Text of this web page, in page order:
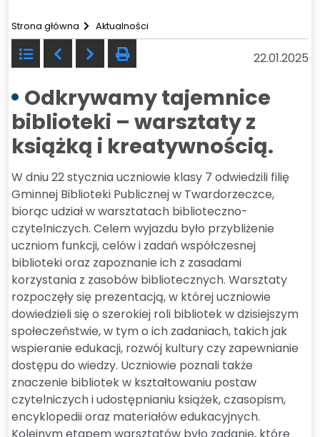
Strona główna Aktualności
Powrót
do
listy
Poprzedni
Następny
drukuj 22.01.2025
Odkrywamy tajemnice
biblioteki – warsztaty z
książką i kreatywnością.
W dniu 22 stycznia uczniowie klasy 7 odwiedzili filię
Gminnej Biblioteki Publicznej w Twardorzeczce,
biorąc udział w warsztatach biblioteczno-
czytelniczych. Celem wyjazdu było przybliżenie
uczniom funkcji, celów i zadań współczesnej
biblioteki oraz zapoznanie ich z zasadami
korzystania z zasobów bibliotecznych. Warsztaty
rozpoczęły się prezentacją, w której uczniowie
dowiedzieli się o szerokiej roli bibliotek w dzisiejszym
społeczeństwie, w tym o ich zadaniach, takich jak
wspieranie edukacji, rozwój kultury czy zapewnianie
dostępu do wiedzy. Uczniowie poznali także
znaczenie bibliotek w kształtowaniu postaw
czytelniczych i udostępnianiu książek, czasopism,
encyklopedii oraz materiałów edukacyjnych.